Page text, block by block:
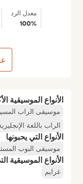
الأنواع الموسيقية
موسيقى الراب
الراب باللغة
الأنواع التي يحبونها
موسيقى البوب
الأنواع الموسيقية
غرايم
معدل الرد
100%